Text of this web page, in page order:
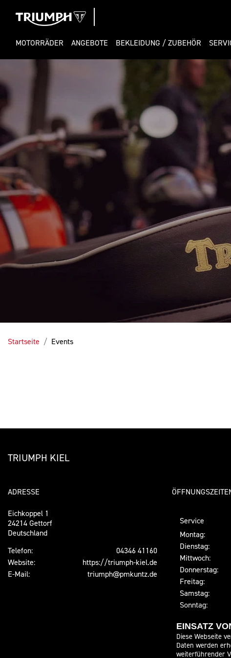
MOTORRÄDER ANGEBOTE BEKLEIDUNG / ZUBEHÖR
Startseite Events
TRIUMPH KIEL
ADRESSE
Eichkoppel 1
24214 Gettorf
Deutschland
Telefon:
04346 41160
Website:
https://triumph-kiel.de
E-Mail:
triumph@pmkuntz.de
Service
Montag:
Dienstag:
Mittwoch:
Donnerstag:
Freitag:
Samstag:
Sonntag:
Verkauf
Montag:
Dienstag:
EINSATZ
Diese Webseite
Daten werden
weiterführender